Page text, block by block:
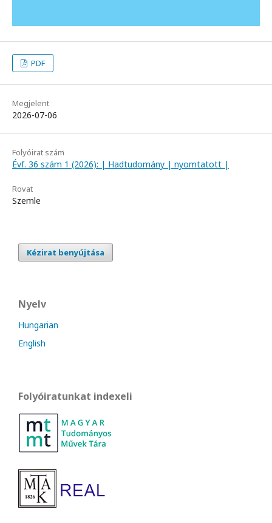
PDF
Megjelent
2026-07-06
Folyóirat szám
Évf. 36 szám 1 (2026): | Hadtudomány | nyomtatott |
Rovat
Szemle
Kézirat benyújtása
Nyelv
Hungarian
English
Folyóiratunkat indexeli